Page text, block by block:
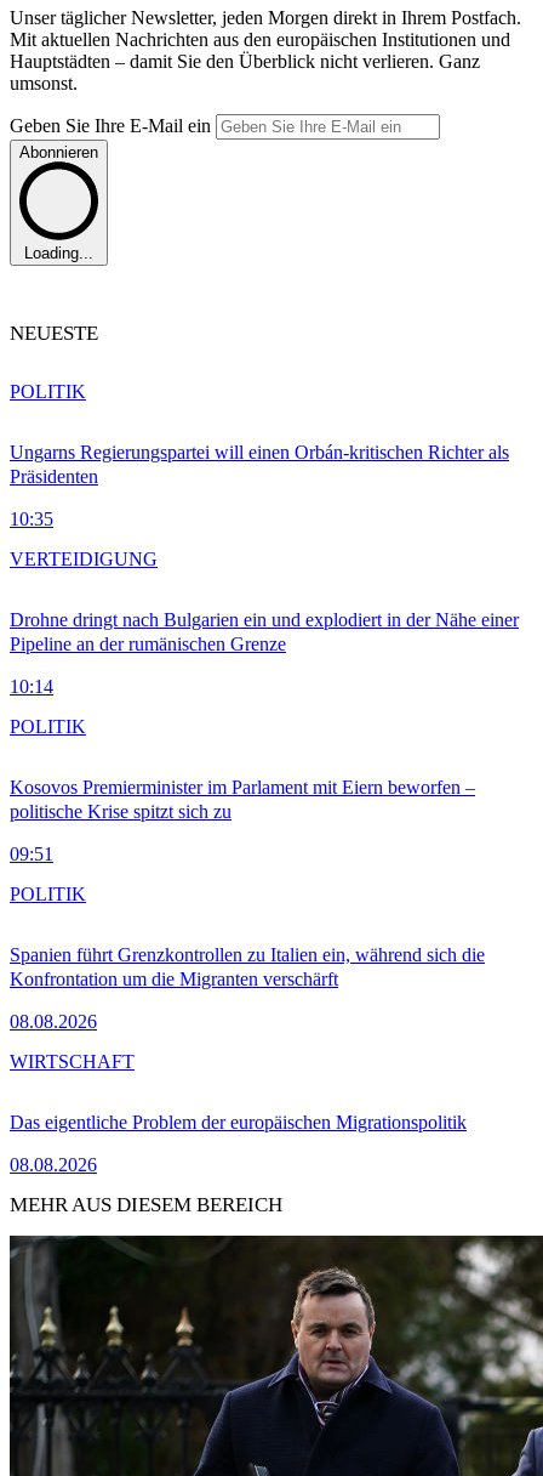
Unser täglicher Newsletter, jeden Morgen direkt in Ihrem Postfach.
Mit aktuellen Nachrichten aus den europäischen Institutionen und
Hauptstädten – damit Sie den Überblick nicht verlieren. Ganz
umsonst.
Geben Sie Ihre E-Mail ein
Abonnieren
Loading...
NEUESTE
Ungarns Regierungspartei will einen Orbán-kritischen Richter als
Präsidenten
10:35
POLITIK
Drohne dringt nach Bulgarien ein und explodiert in der Nähe einer
Pipeline an der rumänischen Grenze
10:14
VERTEIDIGUNG
Kosovos Premierminister im Parlament mit Eiern beworfen –
politische Krise spitzt sich zu
09:51
POLITIK
Spanien führt Grenzkontrollen zu Italien ein, während sich die
Konfrontation um die Migranten verschärft
08.08.2026
POLITIK
Das eigentliche Problem der europäischen Migrationspolitik
08.08.2026
WIRTSCHAFT
MEHR AUS DIESEM BEREICH